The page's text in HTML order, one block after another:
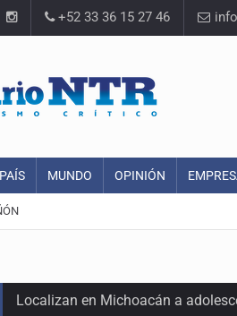
+52 33 36 15 27 46
PAÍS MUNDO OPINIÓN
Localizan en Michoacán a